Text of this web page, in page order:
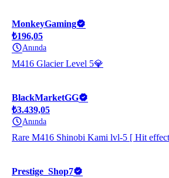
MonkeyGaming
₺196,05
Anında
M416 Glacier Level 5💎
BlackMarketGG
₺3.439,05
Anında
Rare M416 Shinobi Kami lvl-5 [ Hit
Prestige_Shop7